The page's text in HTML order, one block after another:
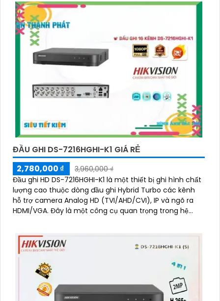
cam kết sẽ mang đến cho quý vị những giải pháp an
ninh hiệu quả, đáng tin cậy và tiết kiệm chi phí.
Camera của Hikvision được biết đến là một trong
những thương hiệu hàng đầu thế giới về giải pháp an
ninh video. Với các tính năng và công nghệ tiên tiến,
chắc chắnchất lượng
hình ảnh sắc nét mà còn đem đến sự tin cậy và an
toàn cho dự án của quý vị.
Nếu quý vị quan tâm đến việc lắp đặt camera
Hikvision giá rẻ và chuyên nghiệp cho dự án của
mình, chúng tôi luôn sẵn lòng hỗ trợ và tư vấn cho
quý vị.
ĐẦU GHI DS-7216HGHI-K1 GIÁ RẺ
2,780,000 ₫
3,960,000 ₫
Đầu ghi HD DS-7216HGHI-K1 là một thiết bị ghi hình chất
lượng cao thuộc dòng đầu ghi Hybrid Turbo các kênh
hỗ trợ camera Analog HD (TVI/AHD/CVI), IP và ngõ ra
HDMI/VGA. Đây là một công cụ quan trọng trong hệ